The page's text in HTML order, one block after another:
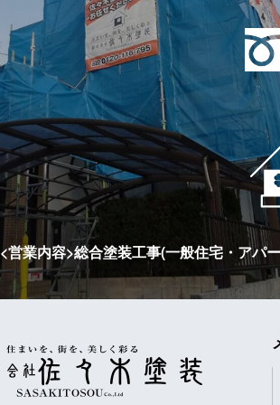
<営業内容>総合塗装工事(一般住宅・アパ